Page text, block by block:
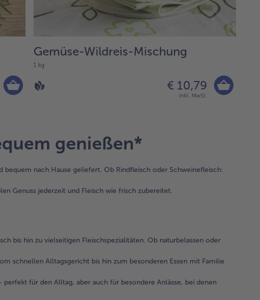
Gemüse-Wildreis-Mischung
1 kg
€ 10,79
inkl. MwSt.
genießen*
nach Hause geliefert. Ob Rindfleisch oder Schweinefleisch:
Genuss jederzeit und Fleisch wie frisch zubereitet.
bis hin zu vielseitigen Fleischspezialitäten. Ob naturbelassen oder
schnellen Alltagsgericht bis hin zum besonderen Essen mit Familie
für den Alltag, aber auch für besondere Anlässe, bei denen